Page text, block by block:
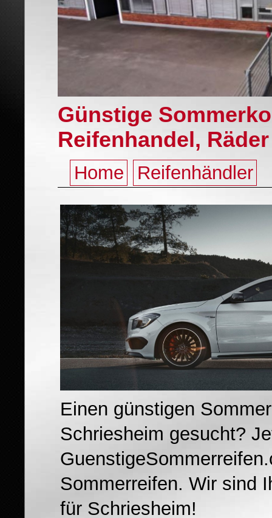
Günstige
Reifenhandel,
Home Reifenhändler
Einen günstigen
Schriesheim gesucht?
Sommerreifen. Wir sind
für Schriesheim!